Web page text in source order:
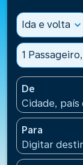
Ida e volta expand_more
1
De
Cidade,
Para
Digitar